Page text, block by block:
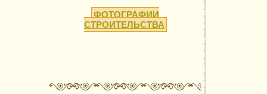
ФОТОГРАФИИ
СТРОИТЕЛЬСТВА